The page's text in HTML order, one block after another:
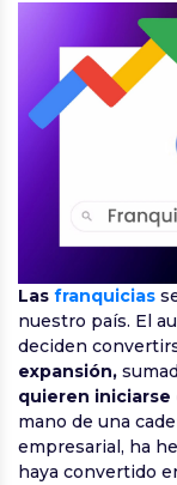
Las franquicias
nuestro país. El
deciden
expansión,
quieren
mano de una
empresarial, ha
haya convertido